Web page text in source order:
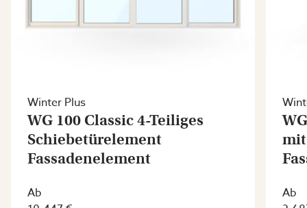
Winter Plus
WG 100 Classic 4-Teiliges
Schiebetürelement
Fassadenelement
Ab
Ab